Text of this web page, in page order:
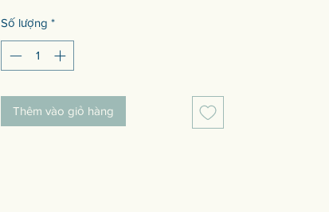
to us to get quotation.
โคมไฟกระจกสีทรงกลม
ล่าง
สามารถปรับแต่งขนาดได้ พูดคุยกับเราเพื่อ
Số lượng *
Thêm vào giỏ hàng